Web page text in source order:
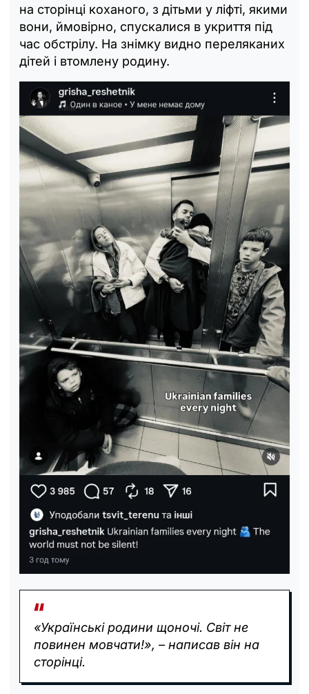
на сторінці коханого, з дітьми у ліфті, якими
вони, ймовірно, спускалися в укриття під
час обстрілу. На знімку видно переляканих
дітей і втомлену родину.
«Українські родини щоночі. Світ не
повинен мовчати!», – написав він на
сторінці.